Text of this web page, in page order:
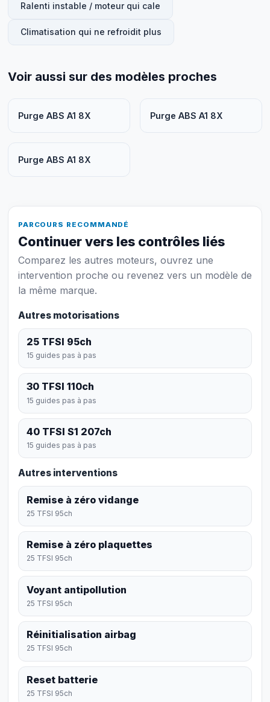
Ralenti instable / moteur qui cale
Climatisation qui ne refroidit plus
Voir aussi sur des modèles proches
Purge ABS A1 8X Purge ABS A1 8X
Purge ABS A1 8X
PARCOURS RECOMMANDÉ
Continuer vers les contrôles liés
Comparez les autres moteurs, ouvrez une
intervention proche ou revenez vers un modèle de
la même marque.
Autres motorisations
25 TFSI 95ch
15 guides pas à pas
30 TFSI 110ch
15 guides pas à pas
40 TFSI S1 207ch
15 guides pas à pas
Autres interventions
Remise à zéro vidange
25 TFSI 95ch
Remise à zéro plaquettes
25 TFSI 95ch
Voyant antipollution
25 TFSI 95ch
Réinitialisation airbag
25 TFSI 95ch
Reset batterie
25 TFSI 95ch